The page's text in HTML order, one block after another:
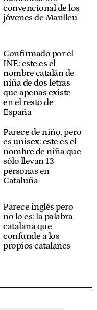
convencional de los
jóvenes de Manlleu
Confirmado por el
INE: este es el
nombre catalán de
niña de dos letras
que apenas existe
en el resto de
España
Parece de niño, pero
es unisex: este es el
nombre de niña que
sólo llevan 13
personas en
Cataluña
Parece inglés pero
no lo es: la palabra
catalana que
confunde a los
propios catalanes